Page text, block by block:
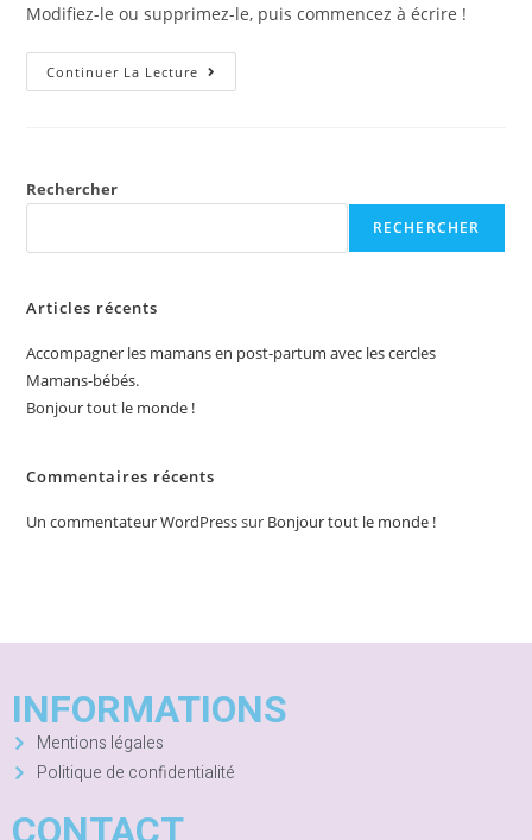
Modifiez-le ou supprimez-le, puis commencez à écrire !
Continuer La Lecture
Rechercher
RECHERCHER
Articles récents
Accompagner les mamans en post-partum avec les cercles
Mamans-bébés.
Bonjour tout le monde !
Commentaires récents
Un commentateur WordPresssur Bonjour tout le monde !
INFORMATIONS
Mentions légales
Politique de confidentialité
CONTACT